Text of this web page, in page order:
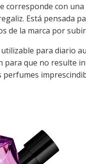
corresponde con
Está pensada
de la marca por
para diario
para que no resulte